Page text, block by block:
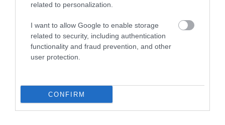
related to personalization.
I want to allow Google to enable storage
related to security, including authentication
functionality and fraud prevention, and other
user protection.
CONFIRM
13.05.2026 | 14:31